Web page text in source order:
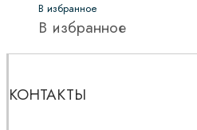
В избранное
В избранное
КОНТАКТЫ